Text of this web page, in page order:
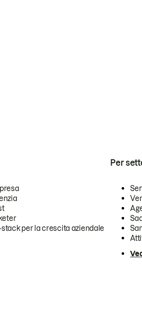
per la crescita aziendale
Per